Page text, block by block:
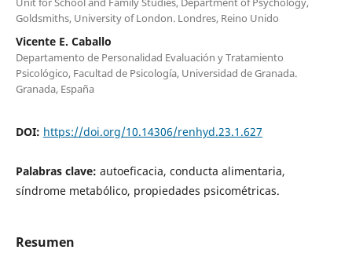
Goldsmiths, University of London. Londres, Reino Unido
Vicente E. Caballo
Departamento de Personalidad Evaluación y Tratamiento
Psicológico, Facultad de Psicología, Universidad de Granada.
Granada, España
DOI: https://doi.org/10.14306/renhyd.23.1.627
Palabras clave: autoeficacia, conducta alimentaria,
síndrome metabólico, propiedades psicométricas.
Resumen